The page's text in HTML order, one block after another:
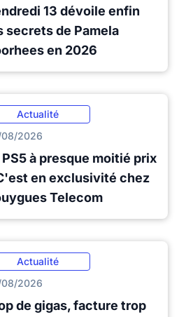
13 dévoile enfin
secrets de Pamela
en 2026
Actualité
2026
PS5 à presque moitié prix
en exclusivité chez
Telecom
Actualité
2026
de gigas, facture trop